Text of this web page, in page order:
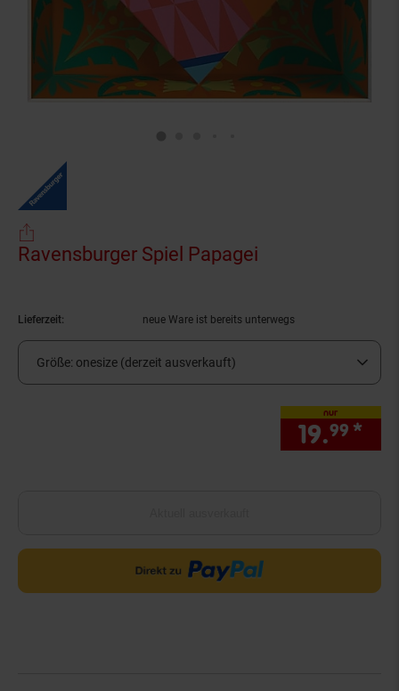
Ravensburger Spiel Papagei
Lieferzeit: neue Ware ist bereits unterwegs
Größe: onesize (derzeit ausverkauft)
nur
19.99 *